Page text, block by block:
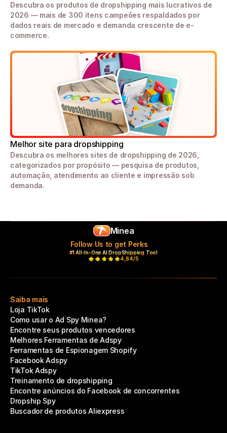
Descubra os produtos de dropshipping mais lucrativos de
2026 — mais de 300 itens campeões respaldados por
dados reais de mercado e demanda crescente de e-
commerce.
Melhor site para dropshipping
Descubra os melhores sites de dropshipping de 2026,
categorizados por propósito — pesquisa de produtos,
automação, atendimento ao cliente e impressão sob
demanda.
Minea
Follow Us to get Perks
#1 All-In-One AI DropShipping Tool
4,84/5
Saiba mais
Loja TikTok
Como usar o Ad Spy Minea?
Encontre seus produtos vencedores
Melhores Ferramentas de Adspy
Ferramentas de Espionagem Shopify
Facebook Adspy
TikTok Adspy
Treinamento de dropshipping
Encontre anúncios do Facebook de concorrentes
Dropship Spy
Buscador de produtos Aliexpress